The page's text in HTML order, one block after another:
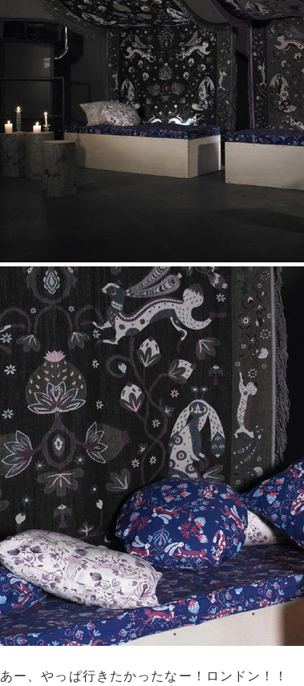
あー、やっぱ行きたかったなー！ロンドン！！